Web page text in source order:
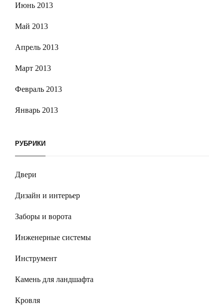
Июнь 2013
Май 2013
Апрель 2013
Март 2013
Февраль 2013
Январь 2013
РУБРИКИ
Двери
Дизайн и интерьер
Заборы и ворота
Инженерные системы
Инструмент
Камень для ландшафта
Кровля